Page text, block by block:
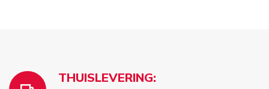
THUISLEVERING: